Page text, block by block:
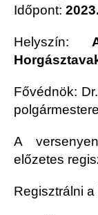
Időpont:
Helyszín:
Fővédnök:
polgármestere
A
előzetes
Regisztrálni